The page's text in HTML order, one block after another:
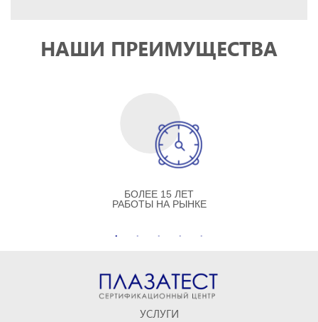
НАШИ ПРЕИМУЩЕСТВА
БОЛЕЕ 15 ЛЕТ
РАБОТЫ НА РЫНКЕ
УСЛУГИ